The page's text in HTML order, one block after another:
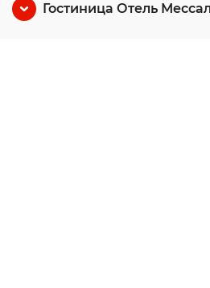
Гостиница Отель